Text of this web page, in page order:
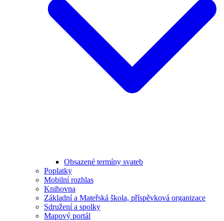
Obsazené termíny svateb
Poplatky
Mobilní rozhlas
Knihovna
Základní a Mateřská škola, příspěvková organizace
Sdružení a spolky
Mapový portál